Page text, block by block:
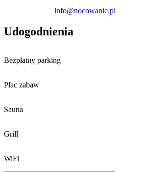
Goście podróżujący samochodem mają do
się o godzinie 14:00 i kończy o 11:00.
info@nocowanie.pl
Udogodnienia
Bezpłatny parking
Plac zabaw
Sauna
Grill
WiFi